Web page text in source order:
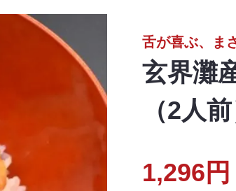
舌が喜ぶ、ま
玄界灘
（2人前
1,296円